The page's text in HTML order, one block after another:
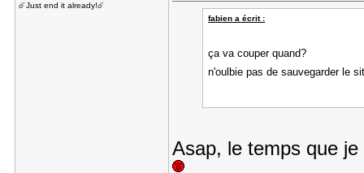
☄️Just end it already!☄️
fabien a écrit :
ça va couper quand?
n'oulbie pas de sauvegarder le
Asap, le temps que